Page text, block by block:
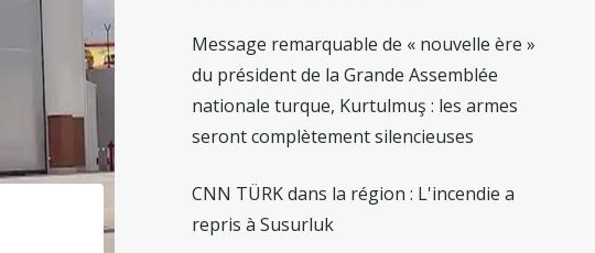
Message remarquable de « nouvelle ère »
du président de la Grande Assemblée
nationale turque, Kurtulmuş : les armes
seront complètement silencieuses
CNN TÜRK dans la région : L'incendie a
repris à Susurluk